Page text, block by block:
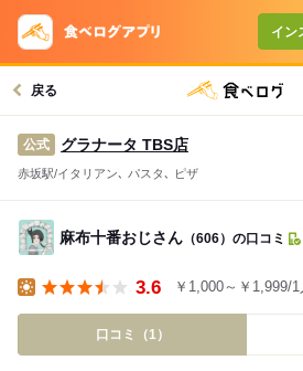
イン
戻る
公式 グラナータ TBS店
赤坂駅/イタリアン､ パスタ､ ピザ
麻布十番おじさん （606）の口コミ
3.6 ￥1,000～￥1,999/1
口コミ（1）